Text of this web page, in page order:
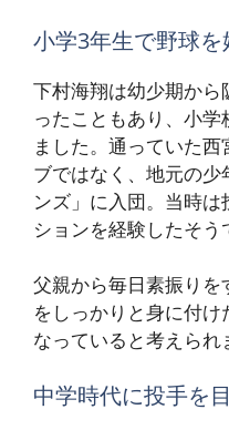
小学3年生で野球を
下村海翔は幼少期か
ったこともあり、小
ました。通っていた
ブではなく、地元の
ンズ」に入団。当時
ションを経験したそう
父親から毎日素振り
をしっかりと身に付
なっていると考えられ
中学時代に投手を